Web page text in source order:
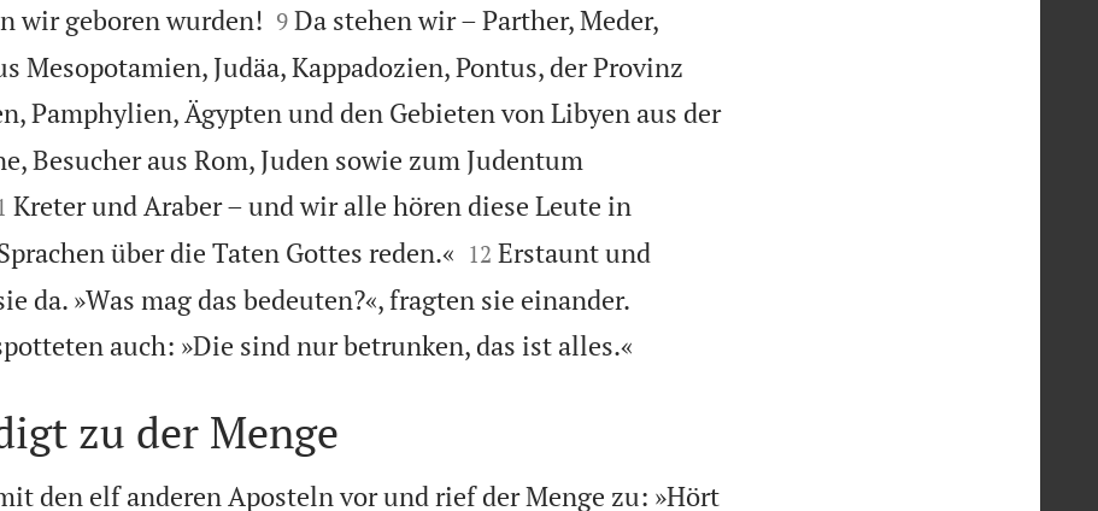
wir geboren wurden!
9 Da stehen wir – Parther, Meder,
Mesopotamien, Judäa, Kappadozien, Pontus, der Provinz
Pamphylien, Ägypten und den Gebieten von Libyen aus der
Besucher aus Rom, Juden sowie zum Judentum
Kreter und Araber – und wir alle hören diese Leute in
über die Taten Gottes reden.«
12 Erstaunt und
da. »Was mag das bedeuten?«, fragten sie einander.
auch: »Die sind nur betrunken, das ist alles.«
zu der Menge
den elf anderen Aposteln vor und rief der Menge zu: »Hört